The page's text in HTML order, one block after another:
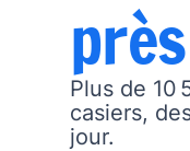
Plus de 10
casiers,
jour.